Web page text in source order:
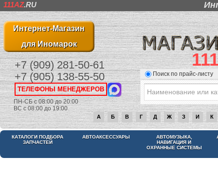
111AZ.RU
Интернет-Магазин
для Иномарок
+7 (909) 281-50-61
+7 (905) 138-55-50
ТЕЛЕФОНЫ МЕНЕДЖЕРОВ
ПН-СБ с 08:00 до 20:00
ВС с 08:00 до 19:00
Поиск по прайс-листу
А Б В Г Д Ж З И К
КАТАЛОГИ ПОДБОРА
ЗАПЧАСТЕЙ
АВТОАКСЕССУАРЫ
АВТОМУЗЫКА,
НАВИГАЦИЯ И
ОХРАННЫЕ СИСТЕМЫ